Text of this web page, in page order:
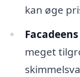
kan øge
meget